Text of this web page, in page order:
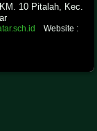
10 Pitalah, Kec.
Website :